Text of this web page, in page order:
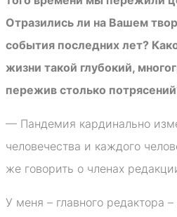
Отразились ли на Вашем
события последних лет?
жизни такой глубокий,
пережив столько
— Пандемия кардинально
человечества и каждого
же говорить о членах
У меня – главного редактора